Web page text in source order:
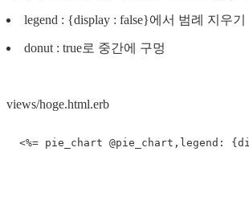
legend : {display : false}에서 범례 지우기
donut : true로 중간에 구멍
views/hoge.html.erb